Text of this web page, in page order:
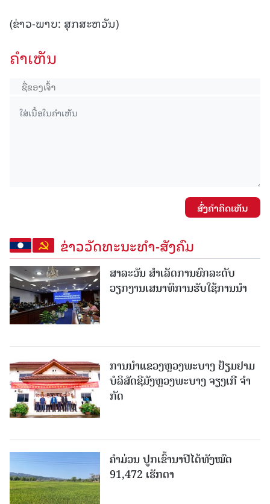
(ຂ່າວ-ພາບ: ສຸກສະຫວັນ)
ຄໍາເຫັນ
ສົ່ງຄໍາຄິດເຫັນ
ຂ່າວວັດທະນະທຳ-ສັງຄົມ
ສາລະວັນ ສໍາເລັດການຍົກລະດັບ
ວຽກງານເສນາທິການຮັບໃຊ້ການນໍາ
ການນຳແຂວງຫຼວງພະບາງ ຢ້ຽມ​ຢາມ
ບໍ​ລິ​ສັດຊີມັງຫຼວງພະບາງ ຈຽງເກີ ຈໍາ
ກັດ
ຄໍາມ່ວນ ປູກເຂົ້ານາປີໄດ້ທັງໝົດ
91,472 ເຮັກຕາ